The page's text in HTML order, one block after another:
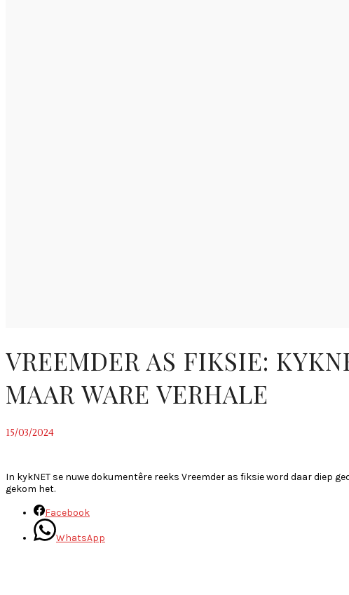
VREEMDER AS FIKSIE:
MAAR WARE VERHALE
15/03/2024
In kykNET se nuwe dokumentêre reeks Vreemder as fiksie word daar diep
gekom het.
Facebook
WhatsApp